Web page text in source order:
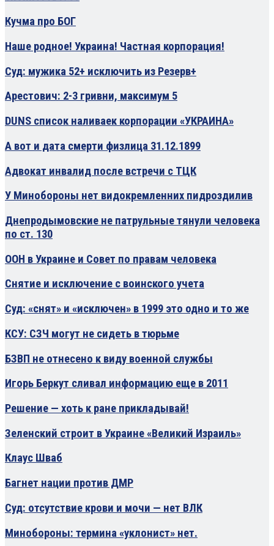
Кучма про БОГ
Наше родное! Украина! Частная корпорация!
Суд: мужика 52+ исключить из Резерв+
Арестович: 2-3 гривни, максимум 5
DUNS список наливаек корпорации «УКРАИНА»
А вот и дата смерти физлица 31.12.1899
Адвокат инвалид после встречи с ТЦК
У Минобороны нет видокремленних пидроздилив
Днепродымовские не патрульные тянули человека
по ст. 130
ООН в Украине и Совет по правам человека
Снятие и исключение с воинского учета
Суд: «снят» и «исключен» в 1999 это одно и то же
КСУ: СЗЧ могут не сидеть в тюрьме
БЗВП не отнесено к виду военной службы
Игорь Беркут сливал информацию еще в 2011
Решение — хоть к ране прикладывай!
Зеленский строит в Украине «Великий Израиль»
Клаус Шваб
Багнет нации против ДМР
Суд: отсутствие крови и мочи — нет ВЛК
Минобороны: термина «уклонист» нет.